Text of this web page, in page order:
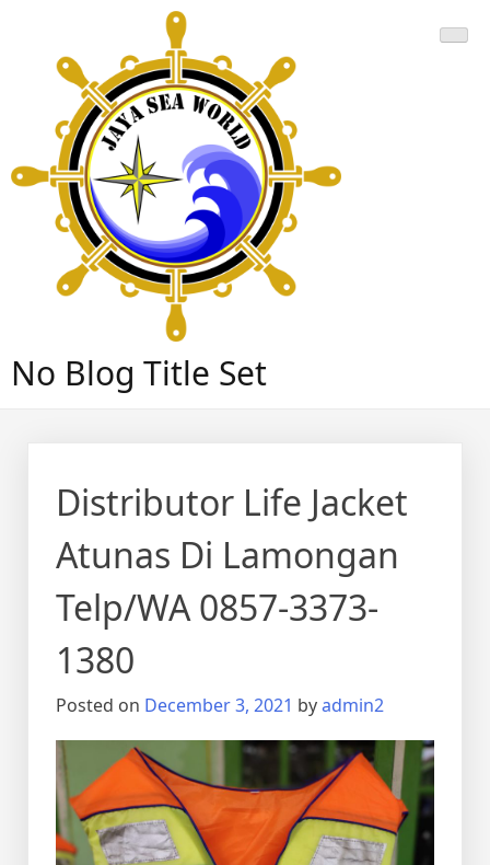
content
No Blog Title Set
Distributor Life Jacket
Atunas Di Lamongan
Telp/WA 0857-3373-
1380
Posted on December 3, 2021 byadmin2